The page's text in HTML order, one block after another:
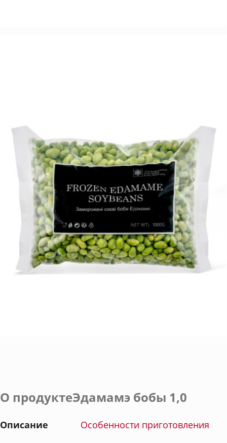
О продуктеЭдамамэ бобы 1,0
Описание Особенности приготовления